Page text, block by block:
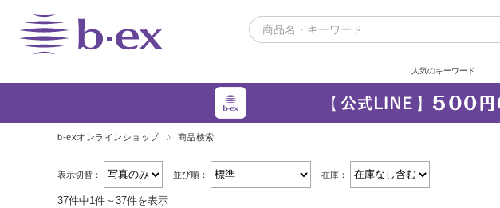
人気のキーワード
b-exオンラインショップ 商品検索
表示切替： 並び順： 在庫：
37件中1件～37件を表示